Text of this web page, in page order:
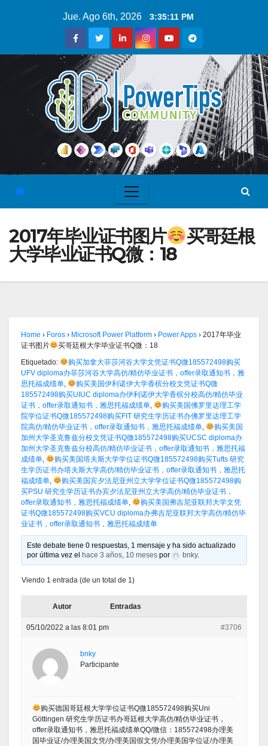
Jue. Ago 6th, 2026 3:35:12 PM
2017年毕业证书图片
买哥廷根
大学毕业证书Q微：18
Home › Foros › Microsoft Power Platform › Power Apps › 2017年毕业
证书图片
买哥廷根大学毕业证书Q微：18
Etiquetado:
购买加拿大菲莎河谷大学文凭证书Q微185572498购买
UFV diploma办菲莎河谷大学高仿/精仿毕业证书，offer录取通知书，雅
思托福成绩单,
购买美国伊利诺伊大学香槟分校文凭证书Q微
185572498购买UIUC diploma办伊利诺伊大学香槟分校高仿/精仿毕业
证书，offer录取通知书，雅思托福成绩单,
购买美国佛罗里达理工学
院学位证书Q微185572498购买FIT 研究生学历证书办佛罗里达理工学
院高仿/精仿毕业证书，offer录取通知书，雅思托福成绩单,
购买美国
加州大学圣克鲁兹分校文凭证书Q微185572498购买UCSC diploma办
加州大学圣克鲁兹分校高仿/精仿毕业证书，offer录取通知书，雅思托福
成绩单,
购买美国塔夫斯大学学位证书Q微185572498购买Tufts 研究
生学历证书办塔夫斯大学高仿/精仿毕业证书，offer录取通知书，雅思托
福成绩单,
购买美国宾夕法尼亚州立大学学位证书Q微185572498购
买PSU 研究生学历证书办宾夕法尼亚州立大学高仿/精仿毕业证书，
offer录取通知书，雅思托福成绩单,
购买美国弗吉尼亚联邦大学文凭
证书Q微185572498购买VCU diploma办弗吉尼亚联邦大学高仿/精仿毕
业证书，offer录取通知书，雅思托福成绩单
Este debate tiene 0 respuestas, 1 mensaje y ha sido actualizado
por última vez el
hace 3 años, 10 meses por bnky.
Viendo 1 entrada (de un total de 1)
Autor Entradas
05/10/2022 a las 8:01 pm #3706
bnky
Participante
购买德国哥廷根大学学位证书Q微185572498购买Uni
Göttingen 研究生学历证书办哥廷根大学高仿/精仿毕业证书，
offer录取通知书，雅思托福成绩单QQ/微信：185572498办理美
国毕业证/办理美国文凭/办理美国假文凭/办理美国学位证/办理美